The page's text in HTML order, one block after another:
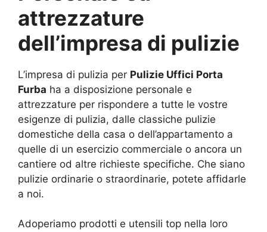
attrezzature
dell’impresa di pulizie
L’impresa di pulizia per Pulizie Uffici Porta
Furba ha a disposizione personale e
attrezzature per rispondere a tutte le vostre
esigenze di pulizia, dalle classiche pulizie
domestiche della casa o dell’appartamento a
quelle di un esercizio commerciale o ancora un
cantiere od altre richieste specifiche. Che siano
pulizie ordinarie o straordinarie, potete affidarle
a noi.
Adoperiamo prodotti e utensili top nella loro